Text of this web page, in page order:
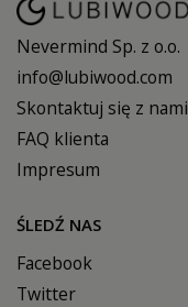
Nevermind Sp. z o.o.
info@lubiwood.com
Skontaktuj się z nami
FAQ klienta
Impresum
ŚLEDŹ NAS
Facebook
Twitter